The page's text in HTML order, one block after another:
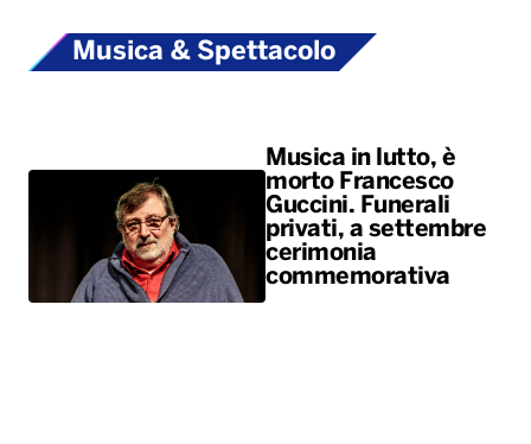
Musica & Spettacolo
Musica in lutto, è
morto Francesco
Guccini. Funerali
privati, a settembre
cerimonia
commemorativa